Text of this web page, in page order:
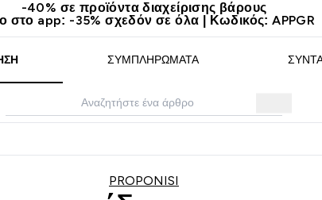
-40% σε προϊόντα διαχείρισης βάρους
στο app: -35% σχεδόν σε όλα | Κωδικός: APPGR
ΣΥΜΠΛΗΡΏΜΑΤΑ
PROPONISI